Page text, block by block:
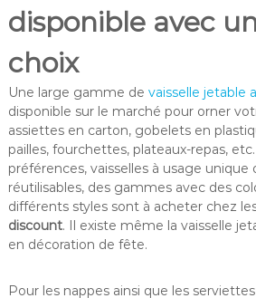
disponible avec
choix
Une large gamme de vaisselle jetable
disponible sur le marché pour orner
assiettes en carton, gobelets en
pailles, fourchettes, plateaux-repas,
préférences, vaisselles à usage unique
réutilisables, des gammes avec des
différents styles sont à acheter chez
discount. Il existe même la vaisselle
en décoration de fête.
Pour les nappes ainsi que les